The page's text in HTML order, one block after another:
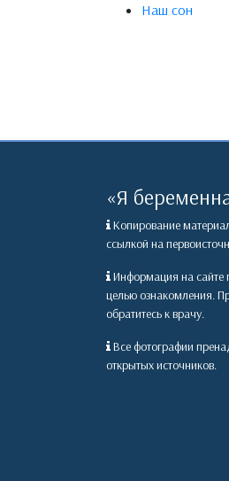
Наш сон
«Я
Копирование
ссылкой на
Информация на сайте
целью ознакомления.
обратитесь к врачу.
Все фотографии
открытых источников.